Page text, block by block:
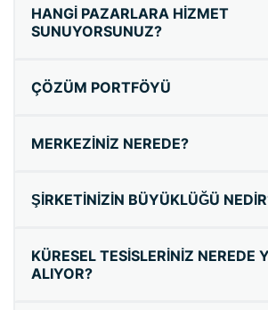
HANGI PAZARLARA HIZMET
SUNUYORSUNUZ?
ÇÖZÜM PORTFÖYÜ
MERKEZINIZ NEREDE?
ŞIRKETINIZIN BÜYÜKLÜĞÜ
KÜRESEL TESISLERINIZ NEREDE
ALIYOR?